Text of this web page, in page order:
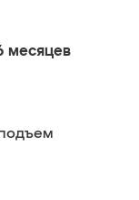
месяцев